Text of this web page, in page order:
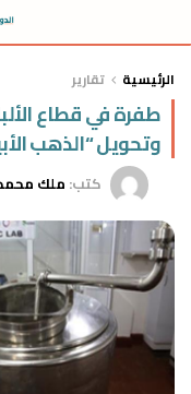
الرئيسية تقارير
طفرة في قطاع
وتحويل “الذهب
كتب: ملك